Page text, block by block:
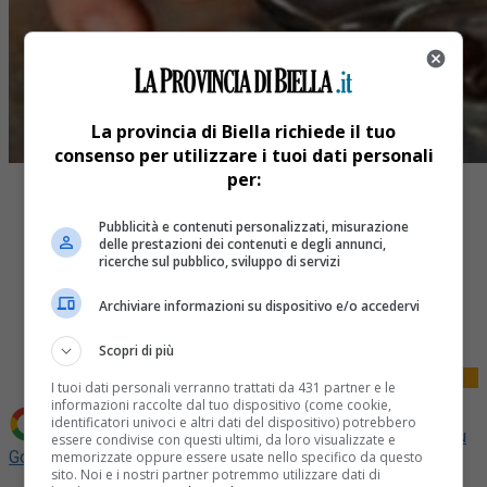
Share
Tweet
Aggiungi La Provincia di Biella come Fonte preferita su
Google
La provincia di Biella richiede il tuo
consenso per utilizzare i tuoi dati personali
per:
Pubblicità e contenuti personalizzati, misurazione
delle prestazioni dei contenuti e degli annunci,
ricerche sul pubblico, sviluppo di servizi
Archiviare informazioni su dispositivo e/o accedervi
Scopri di più
I tuoi dati personali verranno trattati da 431 partner e le
informazioni raccolte dal tuo dispositivo (come cookie,
identificatori univoci e altri dati del dispositivo) potrebbero
essere condivise con questi ultimi, da loro visualizzate e
memorizzate oppure essere usate nello specifico da questo
sito. Noi e i nostri partner potremmo utilizzare dati di